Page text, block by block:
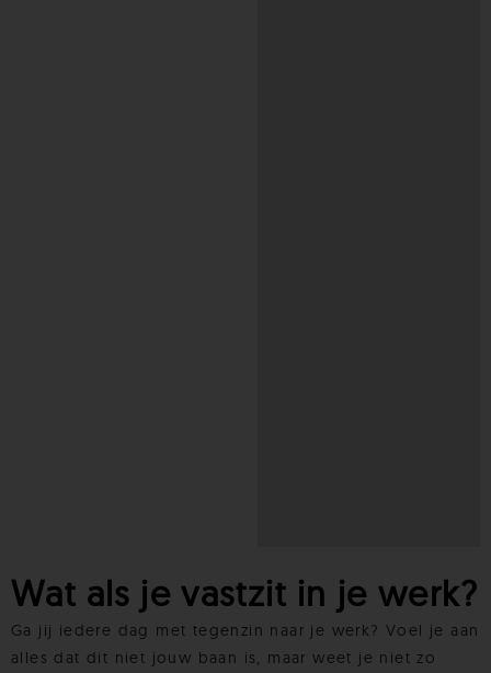
Wat als je vastzit in je werk?
Ga jij iedere dag met tegenzin naar je werk? Voel je aan
alles dat dit niet jouw baan is, maar weet je niet zo